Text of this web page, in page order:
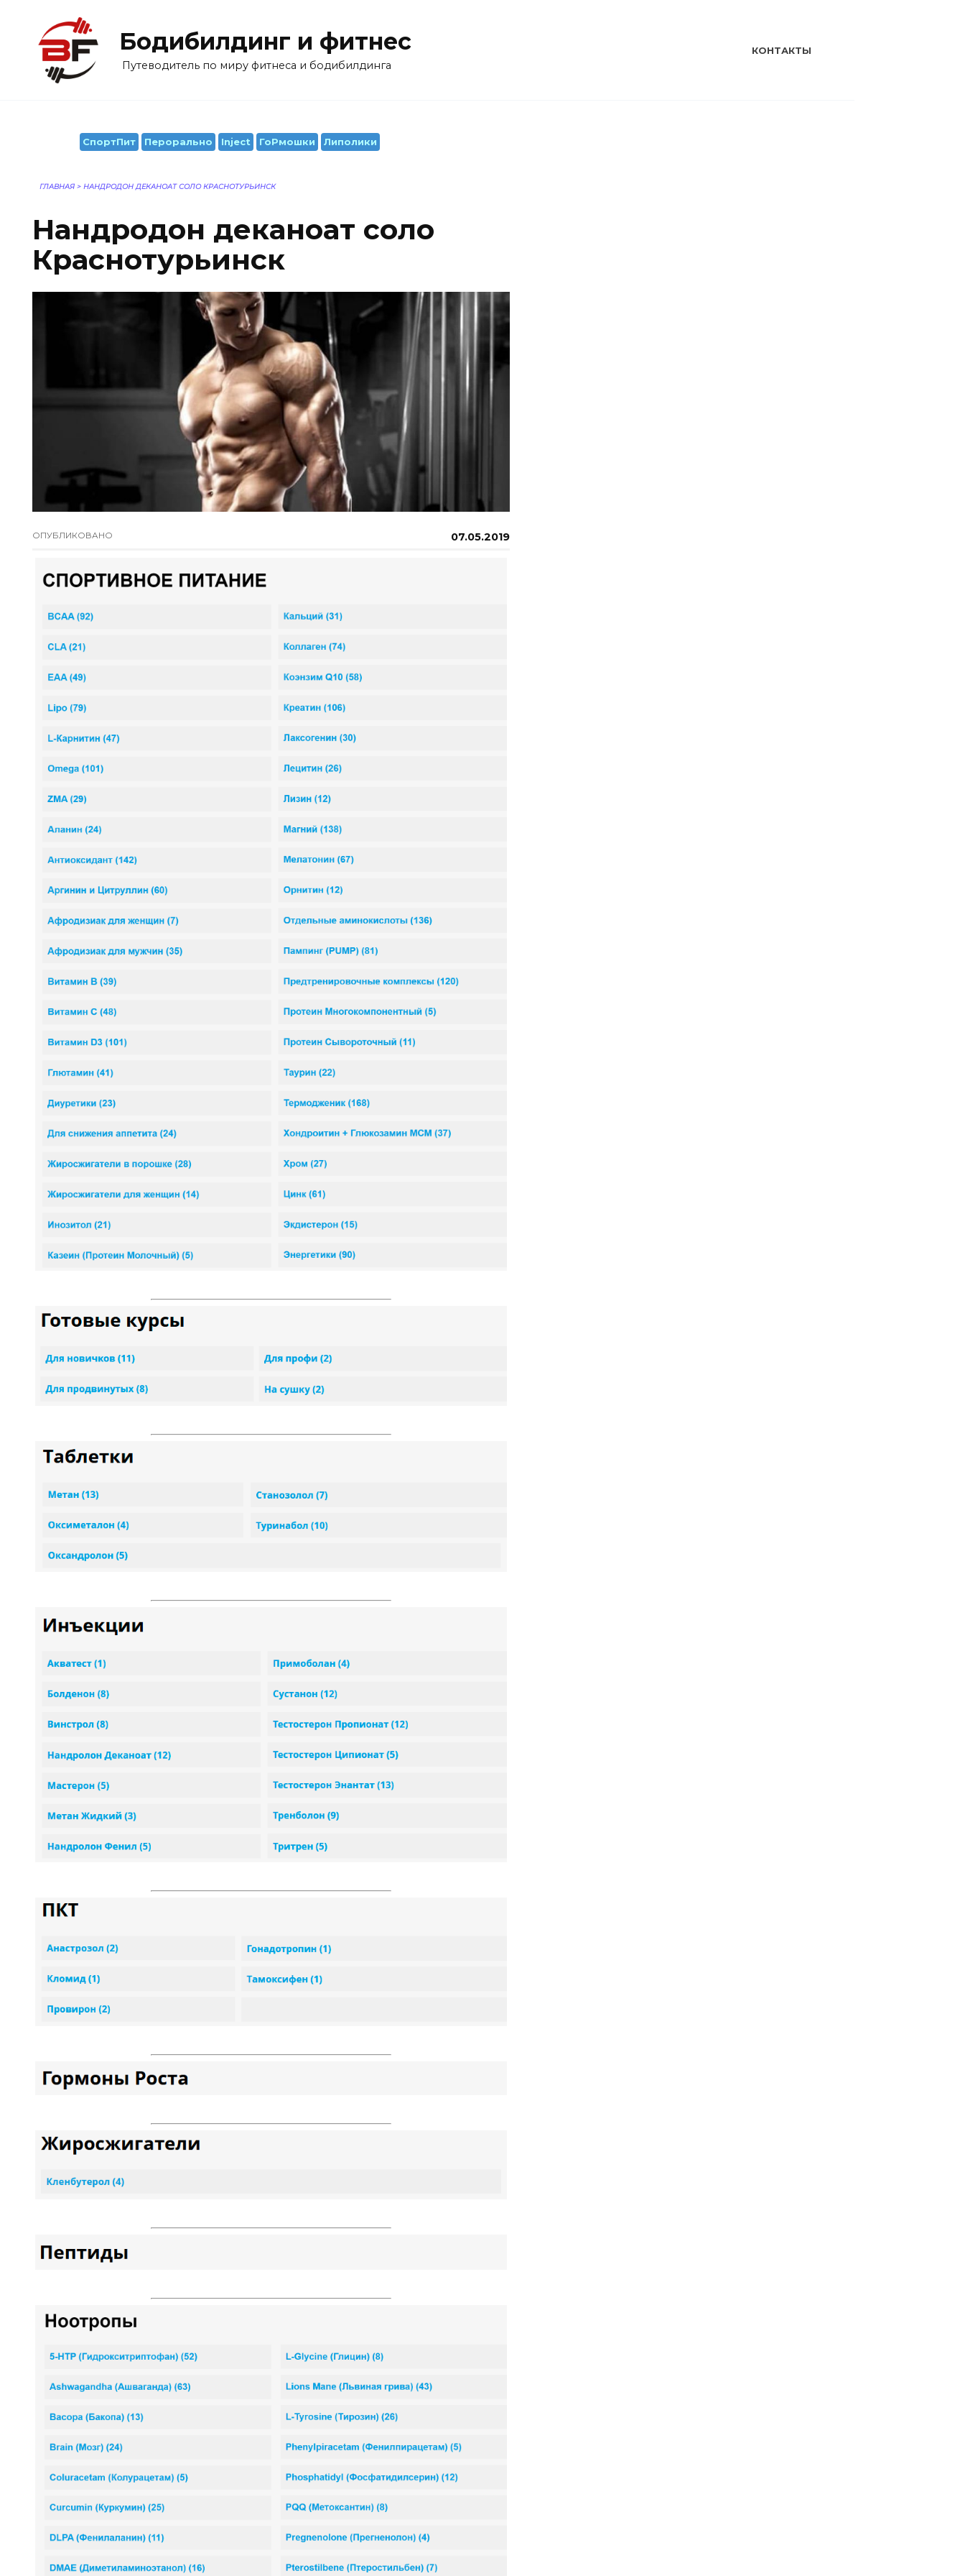
содержанию
Бодибилдинг и фитнес
Путеводитель по миру фитнеса и бодибилдинга
КОНТАКТЫ
СпортПит Перорально Inject ГоРмошки Липолики
ГЛАВНАЯ > НАНДРОДОН ДЕКАНОАТ СОЛО КРАСНОТУРЬИНСК
Нандродон деканоат соло
Краснотурьинск
ОПУБЛИКОВАНО 07.05.2019